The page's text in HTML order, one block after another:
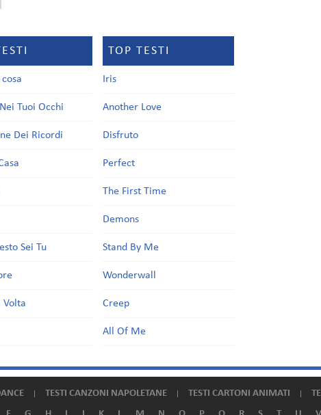
Tuoi Occhi
Dei Ricordi
Sei Tu
Volta
TOP TESTI
Iris
Another Love
Disfruto
Perfect
The First Time
Demons
Stand By Me
Wonderwall
Creep
All Of Me
TESTI CANZONI NAPOLETANE TESTI CARTONI ANIMATI